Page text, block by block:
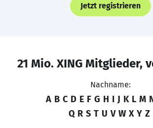
Jetzt registrieren
21 Mio. XING Mitglieder,
Nachname:
A B C D E F G H I J K L M
Q R S T U V W X Y Z